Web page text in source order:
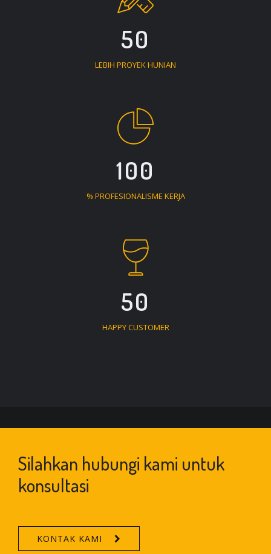
50
LEBIH PROYEK HUNIAN
100
% PROFESIONALISME KERJA
50
HAPPY CUSTOMER
Silahkan hubungi kami untuk
konsultasi
KONTAK KAMI